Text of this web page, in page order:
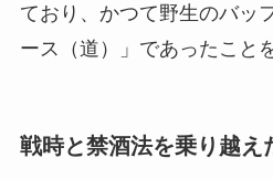
ており、かつて野生のバッ
ース（道）」であったこと
戦時と禁酒法を乗り越え